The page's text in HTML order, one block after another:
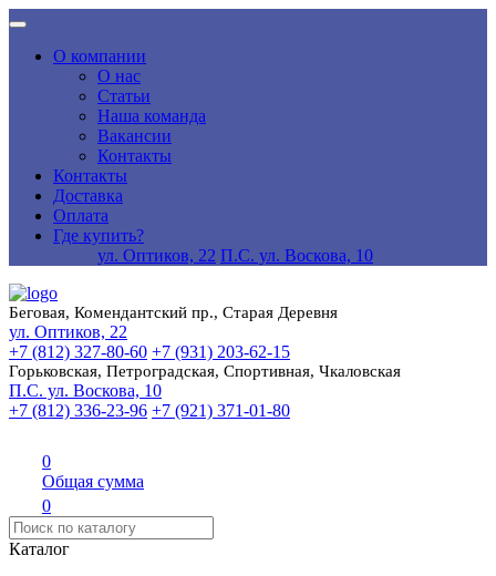
О компании
О нас
Статьи
Наша команда
Вакансии
Контакты
Контакты
Доставка
Оплата
Где купить?
ул. Оптиков, 22 П.С. ул. Воскова, 10
Беговая, Комендантский пр., Старая Деревня
ул. Оптиков, 22
+7 (812) 327-80-60 +7 (931) 203-62-15
Горьковская, Петроградская, Спортивная, Чкаловская
П.С. ул. Воскова, 10
+7 (812) 336-23-96 +7 (921) 371-01-80
0
Общая сумма
0
Каталог